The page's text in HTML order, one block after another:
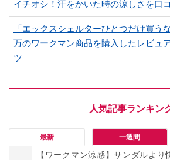
イチオシ！汗をかいた時の涼しさを口
「エックスシェルターひとつだけ買う
万のワークマン商品を購入したレビュ
ツ
最新 一週間
【ワークマン涼感】サンダルより